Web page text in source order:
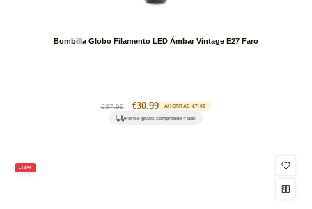
Bombilla Globo Filamento LED Ámbar Vintage E27 Faro
Precio
habitual
€37.99
Precio
de
€30.99 AHORRAS €7.00
Portes gratis comprando 4 uds
-18%